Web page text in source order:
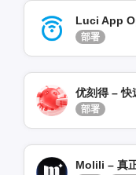
部署
优刻得 – 快
部署